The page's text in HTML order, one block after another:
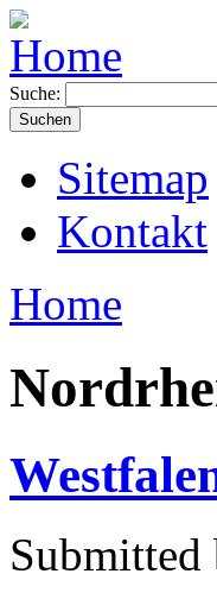
Suche:
Sitemap
Kontakt
Home
Submitted